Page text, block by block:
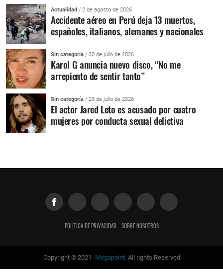
Actualidad / 2 de agosto de 2026
Accidente aéreo en Perú deja 13 muertos,
españoles, italianos, alemanes y nacionales
Sin categoría / 30 de julio de 2026
Karol G anuncia nuevo disco, “No me
arrepiento de sentir tanto”
Sin categoría / 29 de julio de 2026
El actor Jared Leto es acusado por cuatro
mujeres por conducta sexual delictiva
POLÍTICA DE PRIVACIDAD SOBRE NOSOTROS
Copyright © 2021- Megapoint. All rights Reserved